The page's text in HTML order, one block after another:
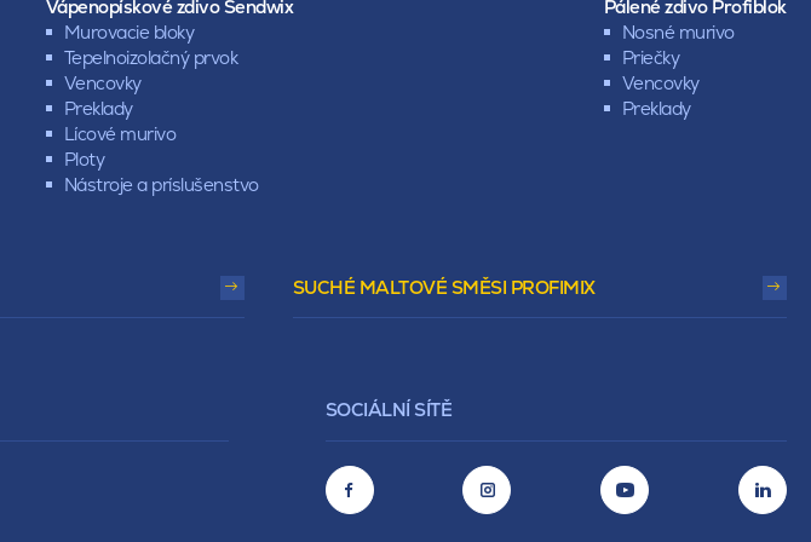
SOCIÁLNÍ SÍTĚ
Vápenopískové zdivo Sendwix
Murovacie bloky
Tepelnoizolačný prvok
Vencovky
Preklady
Lícové murivo
Ploty
Nástroje a príslušenstvo
Pálené zdivo Profiblok
Nosné murivo
Priečky
Vencovky
Preklady
SUCHÉ MALTOVÉ SMĚSI PROFIMIX